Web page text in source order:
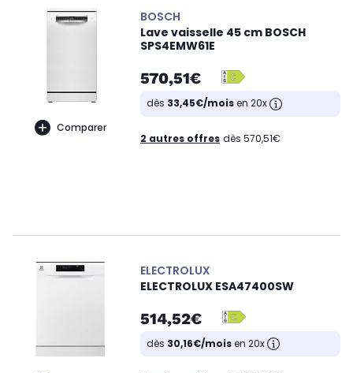
Comparer
BOSCH
Lave vaisselle 45 cm BOSCH
SPS4EMW61E
570,51€
dès 33,45€/moisen 20x
2 autres offres dès 570,51€
ELECTROLUX
ELECTROLUX ESA47400SW
514,52€
dès 30,16€/moisen 20x